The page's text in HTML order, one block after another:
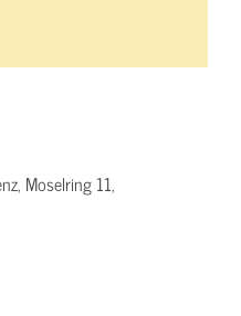
Moselring 11,